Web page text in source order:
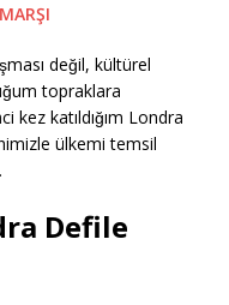
değil, kültürel
topraklara
kez katıldığım Londra
ülkemi temsil
Defile